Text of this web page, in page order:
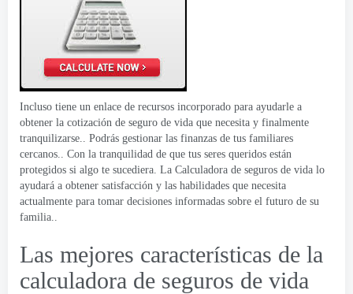
Incluso tiene un enlace de recursos incorporado para ayudarle a
obtener la cotización de seguro de vida que necesita y finalmente
tranquilizarse.. Podrás gestionar las finanzas de tus familiares
cercanos.. Con la tranquilidad de que tus seres queridos están
protegidos si algo te sucediera. La Calculadora de seguros de vida lo
ayudará a obtener satisfacción y las habilidades que necesita
actualmente para tomar decisiones informadas sobre el futuro de su
familia..
Las mejores características de la
calculadora de seguros de vida